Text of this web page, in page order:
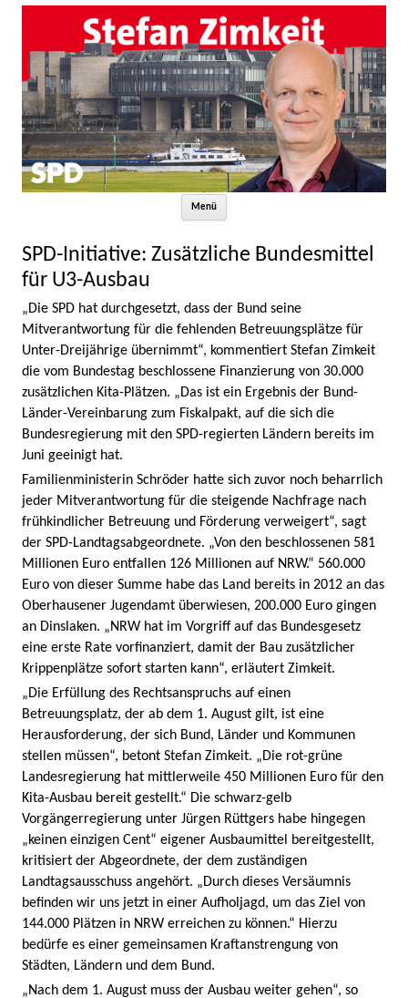
Menü
SPD-Initiative: Zusätzliche Bundesmittel
für U3-Ausbau
„Die SPD hat durchgesetzt, dass der Bund seine
Mitverantwortung für die fehlenden Betreuungsplätze für
Unter-Dreijährige übernimmt“, kommentiert Stefan Zimkeit
die vom Bundestag beschlossene Finanzierung von 30.000
zusätzlichen Kita-Plätzen. „Das ist ein Ergebnis der Bund-
Länder-Vereinbarung zum Fiskalpakt, auf die sich die
Bundesregierung mit den SPD-regierten Ländern bereits im
Juni geeinigt hat.
Familienministerin Schröder hatte sich zuvor noch beharrlich
jeder Mitverantwortung für die steigende Nachfrage nach
frühkindlicher Betreuung und Förderung verweigert“, sagt
der SPD-Landtagsabgeordnete. „Von den beschlossenen 581
Millionen Euro entfallen 126 Millionen auf NRW.“ 560.000
Euro von dieser Summe habe das Land bereits in 2012 an das
Oberhausener Jugendamt überwiesen, 200.000 Euro gingen
an Dinslaken. „NRW hat im Vorgriff auf das Bundesgesetz
eine erste Rate vorfinanziert, damit der Bau zusätzlicher
Krippenplätze sofort starten kann“, erläutert Zimkeit.
„Die Erfüllung des Rechtsanspruchs auf einen
Betreuungsplatz, der ab dem 1. August gilt, ist eine
Herausforderung, der sich Bund, Länder und Kommunen
stellen müssen“, betont Stefan Zimkeit. „Die rot-grüne
Landesregierung hat mittlerweile 450 Millionen Euro für den
Kita-Ausbau bereit gestellt.“ Die schwarz-gelb
Vorgängerregierung unter Jürgen Rüttgers habe hingegen
„keinen einzigen Cent“ eigener Ausbaumittel bereitgestellt,
kritisiert der Abgeordnete, der dem zuständigen
Landtagsausschuss angehört. „Durch dieses Versäumnis
befinden wir uns jetzt in einer Aufholjagd, um das Ziel von
144.000 Plätzen in NRW erreichen zu können.“ Hierzu
bedürfe es einer gemeinsamen Kraftanstrengung von
Städten, Ländern und dem Bund.
„Nach dem 1. August muss der Ausbau weiter gehen“, so